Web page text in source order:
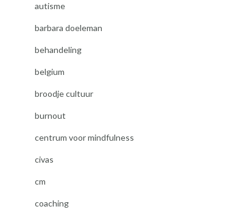
autisme
barbara doeleman
behandeling
belgium
broodje cultuur
burnout
centrum voor mindfulness
civas
cm
coaching